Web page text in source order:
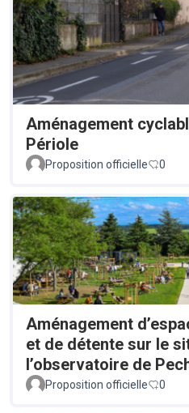
Aménagement
Périole
Proposition officielle 0
Aménagement
et de détente sur le
l’observatoire de
Proposition officielle 0